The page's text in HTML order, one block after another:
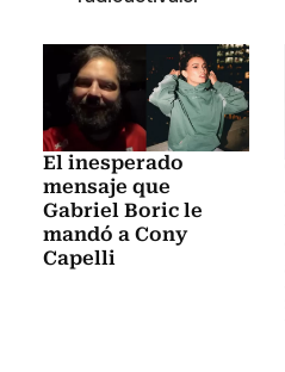
El inesperado
mensaje que
Gabriel Boric le
mandó a Cony
Capelli